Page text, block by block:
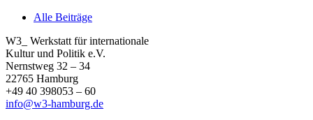
Alle Beiträge
W3_ Werkstatt für internationale
Kultur und Politik e.V.
Nernstweg 32 – 34
22765 Hamburg
+49 40 398053 – 60
info@w3-hamburg.de